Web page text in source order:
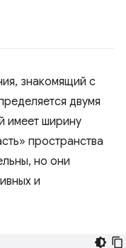
знакомящий с
двумя
имеет ширину
пространства
но они
и